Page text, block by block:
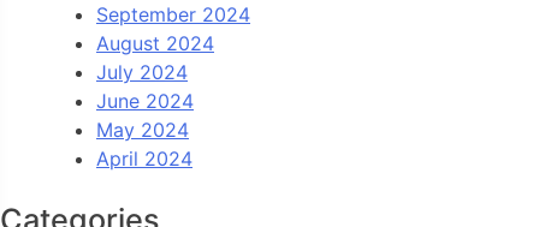
September 2024
August 2024
July 2024
June 2024
May 2024
April 2024
Categories